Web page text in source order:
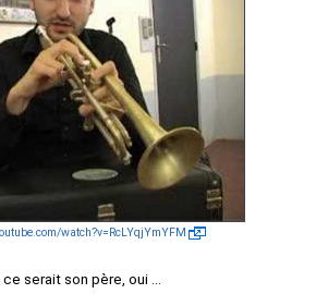
watch?v=RcLYqjYmYFM
serait son père, oui ...